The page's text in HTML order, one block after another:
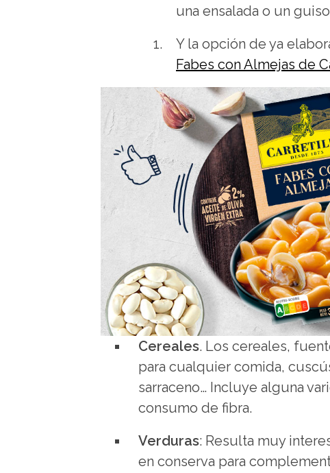
una ensalada o un
Y la opción de ya
Fabes con Almejas de
Cereales. Los cereales,
para cualquier comida,
sarraceno… Incluye alguna
consumo de fibra.
Verduras: Resulta muy
en conserva para